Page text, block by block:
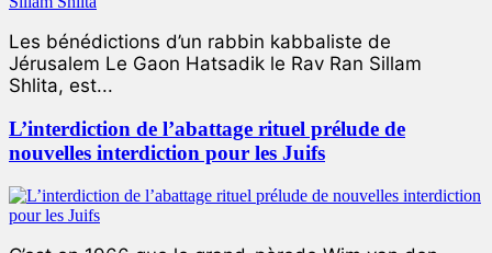
Les bénédictions d’un rabbin kabbaliste de
Jérusalem Le Gaon Hatsadik le Rav Ran Sillam
Shlita, est...
L’interdiction de l’abattage rituel prélude de
nouvelles interdiction pour les Juifs